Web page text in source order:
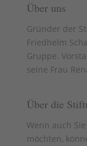
Über uns
Gründer der
Friedhelm
Gruppe.
seine Frau
Über die
Wenn auch
möchten,